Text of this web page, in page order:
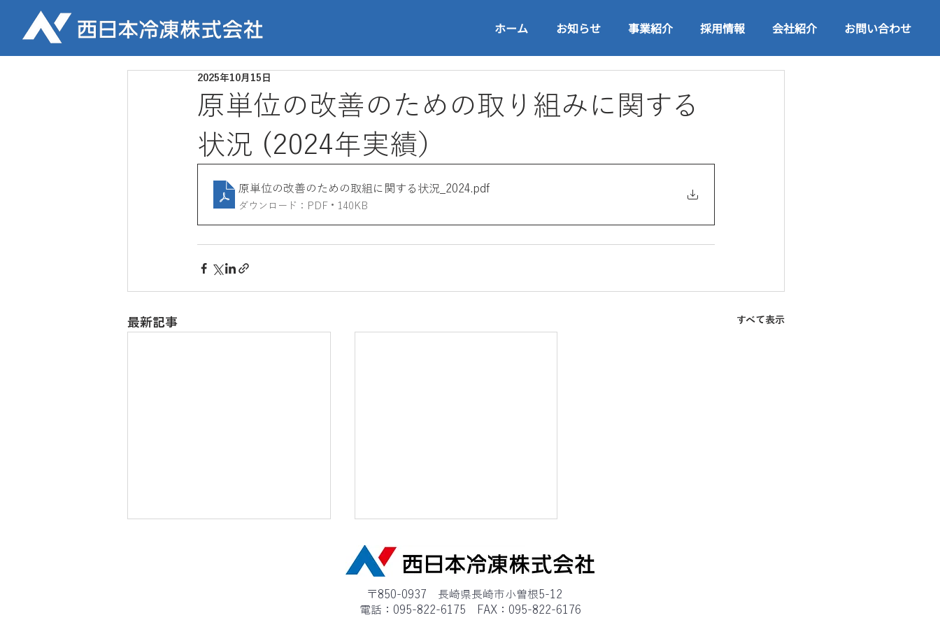
ホーム お知らせ 事業紹介 採用情報 会社紹介 お問い合わせ
原単位の改善のための取り組みに関する
状況 (2024年実績）
2025年10月15日
原単位の改善のための取組に関する状況_2024 .pdf
ダウンロード：PDF • 140KB
最新記事 すべて表示
原単位の改善のための取り組
みに関する状況 (2023年実
績）
原単位の改善のための取り組みに
〒850-0937 ​長崎県長崎市小曽根5-12
電話：095-822-6175 FAX：095-822-6176